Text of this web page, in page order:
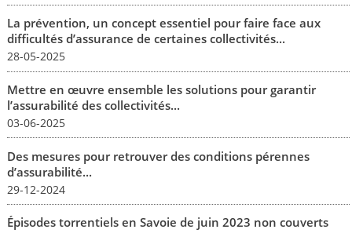
La prévention, un concept essentiel pour faire face aux
difficultés d’assurance de certaines collectivités...
28-05-2025
Mettre en œuvre ensemble les solutions pour garantir
l’assurabilité des collectivités...
03-06-2025
Des mesures pour retrouver des conditions pérennes
d’assurabilité...
29-12-2024
Épisodes torrentiels en Savoie de juin 2023 non couverts